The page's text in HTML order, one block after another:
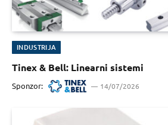
INDUSTRIJA
Tinex & Bell: Linearni sistemi
Sponzor: 14/07/2026